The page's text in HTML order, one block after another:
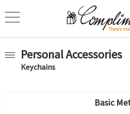
Personal Accessories
Keychains
Basic